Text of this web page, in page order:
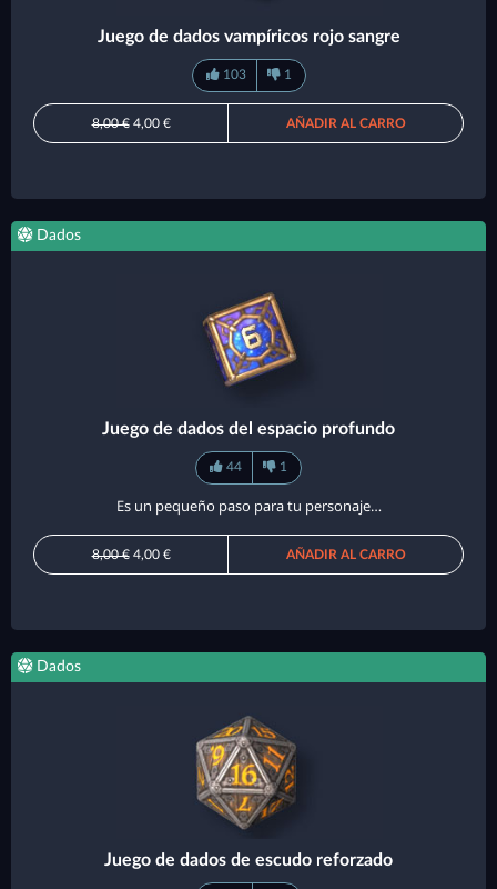
Juego de dados vampíricos rojo sangre
103 1
8,00 €4,00 € AÑADIR AL CARRO
Dados
Juego de dados del espacio profundo
44 1
Es un pequeño paso para tu personaje…
8,00 €4,00 € AÑADIR AL CARRO
Dados
Juego de dados de escudo reforzado